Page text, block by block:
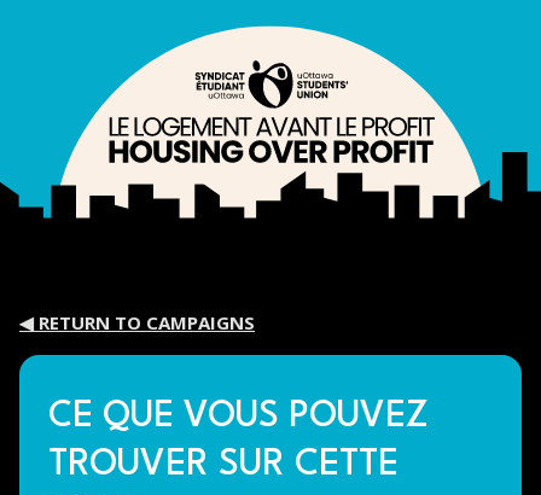
◀ RETURN TO CAMPAIGNS
CE QUE VOUS POUVEZ
TROUVER SUR CETTE